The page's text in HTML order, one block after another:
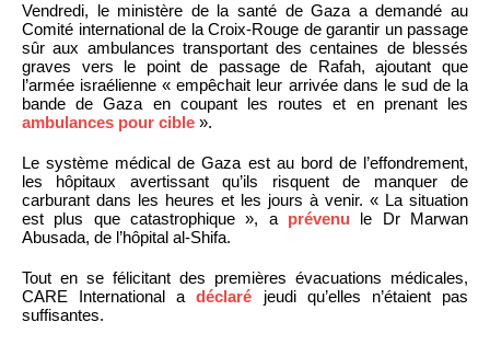
Vendredi, le ministère de la santé de Gaza a demandé au
Comité international de la Croix-Rouge de garantir un passage
sûr aux ambulances transportant des centaines de blessés
graves vers le point de passage de Rafah, ajoutant que
l’armée israélienne « empêchait leur arrivée dans le sud de la
bande de Gaza en coupant les routes et en prenant les
ambulances pour cible ».
Le système médical de Gaza est au bord de l’effondrement,
les hôpitaux avertissant qu’ils risquent de manquer de
carburant dans les heures et les jours à venir. « La situation
est plus que catastrophique », a prévenu le Dr Marwan
Abusada, de l’hôpital al-Shifa.
Tout en se félicitant des premières évacuations médicales,
CARE International adéclaré jeudi qu’elles n’étaient pas
suffisantes.